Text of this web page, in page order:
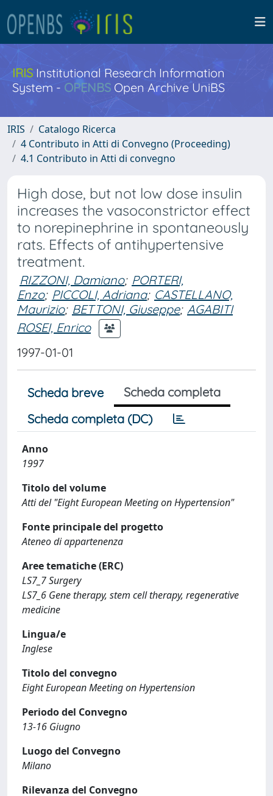
IRISInstitutional Research Information
System - OPENBS Open Archive UniBS
IRIS
Catalogo Ricerca
4 Contributo in Atti di Convegno (Proceeding)
4.1 Contributo in Atti di convegno
High dose, but not low dose insulin
increases the vasoconstrictor effect
to norepinephrine in spontaneously
rats. Effects of antihypertensive
treatment.
RIZZONI, Damiano; PORTERI,
Enzo; PICCOLI, Adriana; CASTELLANO,
Maurizio; BETTONI, Giuseppe; AGABITI
ROSEI, Enrico
1997-01-01
Scheda breve
Scheda completa
Scheda completa (DC)
Anno
1997
Titolo del volume
Atti del "Eight European Meeting on Hypertension"
Fonte principale del progetto
Ateneo di appartenenza
Aree tematiche (ERC)
LS7_7 Surgery
LS7_6 Gene therapy, stem cell therapy, regenerative
medicine
Lingua/e
Inglese
Titolo del convegno
Eight European Meeting on Hypertension
Periodo del Convegno
13-16 Giugno
Luogo del Convegno
Milano
Rilevanza del Convegno